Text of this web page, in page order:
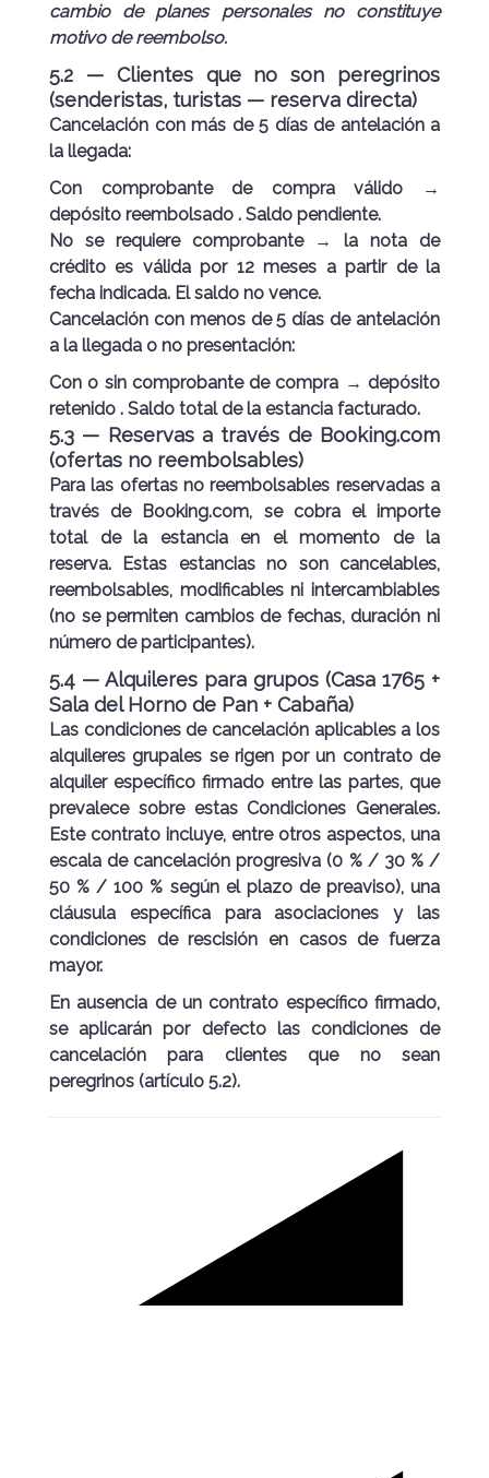
cambio de planes personales no constituye
motivo de reembolso.
5.2 — Clientes que no son peregrinos
(senderistas, turistas — reserva directa)
Cancelación con más de 5 días de antelación a
la llegada:
Con comprobante de compra válido →
depósito reembolsado . Saldo pendiente.
No se requiere comprobante →la nota de
crédito es válida por 12 meses a partir de la
fecha indicada. El saldo no vence.
Cancelación con menos de 5 días de antelación
a la llegada o no presentación:
Con o sin comprobante de compra → depósito
retenido . Saldo total de la estancia facturado.
5.3 — Reservas a través de Booking.com
(ofertas no reembolsables)
Para las ofertas no reembolsables reservadas a
través de Booking.com, se cobra el importe
total de la estancia en el momento de la
reserva. Estas estanciasno son cancelables,
reembolsables, modificables ni intercambiables
(no se permiten cambios de fechas, duración ni
número de participantes).
5.4 — Alquileres para grupos (Casa 1765 +
Sala del Horno de Pan + Cabaña)
Las condiciones de cancelación aplicables a los
alquileres grupales se rigen por un contrato de
alquiler específico firmado entre las partes, que
prevalece sobre estas Condiciones Generales.
Este contrato incluye, entre otros aspectos, una
escala de cancelación progresiva (0 % / 30 % /
50 % / 100 % según el plazo de preaviso), una
cláusula específica para asociaciones y las
condiciones de rescisión en casos de fuerza
mayor.
En ausencia de un contrato específico firmado,
se aplicarán por defecto las condiciones de
cancelación para clientes que no sean
peregrinos (artículo 5.2).